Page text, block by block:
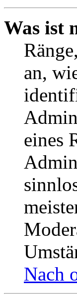
Was ist
an,
eines
Nach